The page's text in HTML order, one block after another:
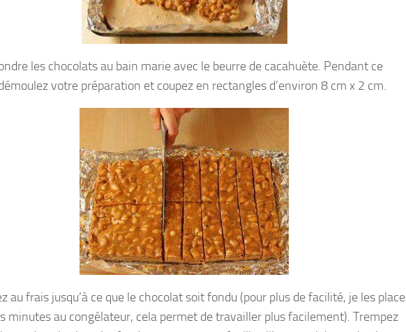
les chocolats au bain marie avec le beurre de cacahuète. Pendant ce
votre préparation et coupez en rectangles d’environ 8 cm x 2 cm.
au frais jusqu’à ce que le chocolat soit fondu (pour plus de facilité, je les place
minutes au congélateur, cela permet de travailler plus facilement). Trempez